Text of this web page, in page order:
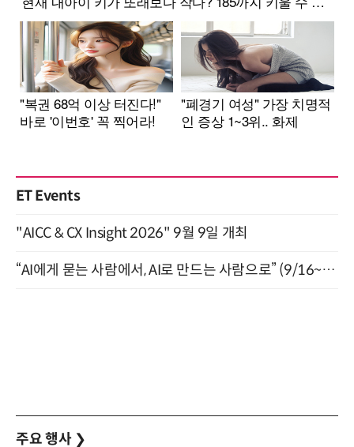
ET Events
"AICC & CX Insight 2026" 9월 9일 개최
“AI에게 묻는 사람에서, AI로 만드는 사람으로” (9/16~17)
주요 행사 ❯